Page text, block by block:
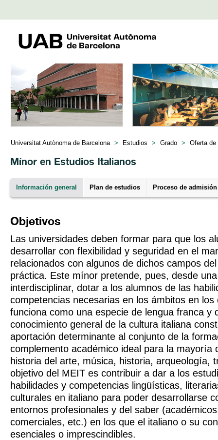
Universitat Autònoma de Barcelona > Estudios > Grado > Oferta de
Mínor en Estudios Italianos
Información general Plan de estudios Proceso de admisión
Objetivos
Las universidades deben formar para que los
desarrollar con flexibilidad y seguridad en el
relacionados con algunos de dichos campos
práctica. Este mínor pretende, pues, desde
interdisciplinar, dotar a los alumnos de las
competencias necesarias en los ámbitos en los
funciona como una especie de lengua franca y
conocimiento general de la cultura italiana
aportación determinante al conjunto de la
complemento académico ideal para la mayoría
historia del arte, música, historia, arqueología,
objetivo del MEIT es contribuir a dar a los
habilidades y competencias lingüísticas,
culturales en italiano para poder desarrollarse
entornos profesionales y del saber
comerciales, etc.) en los que el italiano o su
esenciales o imprescindibles.